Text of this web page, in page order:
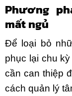
Phương
mất ngủ
Để loại bỏ
phục lại chu
cần can thiệp
cách quản lý